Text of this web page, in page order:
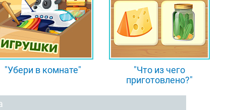
"Убери в комнате"
"Что из чего
приготовлено?"